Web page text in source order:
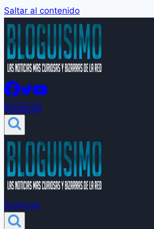
Saltar al contenido
Groleros!
Groleros!